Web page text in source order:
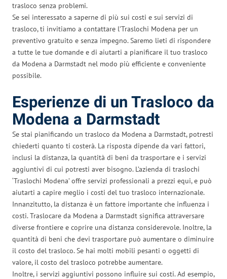
trasloco senza problemi.
Se sei interessato a saperne di più sui costi e sui servizi di
trasloco, ti invitiamo a contattare l’Traslochi Modena per un
preventivo gratuito e senza impegno. Saremo lieti di rispondere
a tutte le tue domande e di aiutarti a pianificare il tuo trasloco
da Modena a Darmstadt nel modo più efficiente e conveniente
possibile.
Esperienze di un Trasloco da
Modena a Darmstadt
Se stai pianificando un trasloco da Modena a Darmstadt, potresti
chiederti quanto ti costerà. La risposta dipende da vari fattori,
inclusi la distanza, la quantità di beni da trasportare e i servizi
aggiuntivi di cui potresti aver bisogno. L’azienda di traslochi
‘Traslochi Modena’ offre servizi professionali a prezzi equi, e può
aiutarti a capire meglio i costi del tuo trasloco internazionale.
Innanzitutto, la distanza è un fattore importante che influenza i
costi. Traslocare da Modena a Darmstadt significa attraversare
diverse frontiere e coprire una distanza considerevole. Inoltre, la
quantità di beni che devi trasportare può aumentare o diminuire
il costo del trasloco. Se hai molti mobili pesanti o oggetti di
valore, il costo del trasloco potrebbe aumentare.
Inoltre, i servizi aggiuntivi possono influire sui costi. Ad esempio,